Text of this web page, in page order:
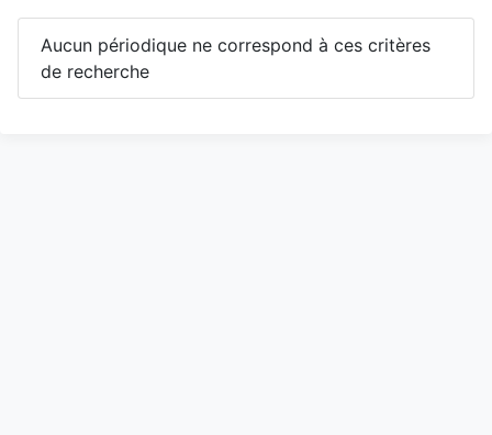
Aucun périodique ne correspond à ces critères
de recherche